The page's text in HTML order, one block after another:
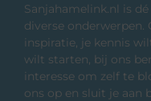
Sanjahamelink.nl is
diverse onderwerpen.
inspiratie, je kennis
wilt starten, bij ons
interesse om zelf te
ons op en sluit je aan